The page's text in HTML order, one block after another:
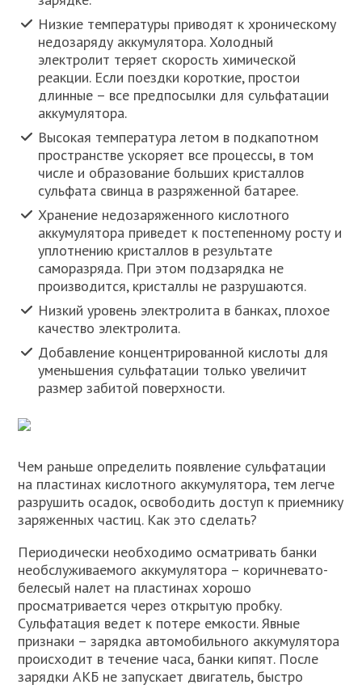
Низкие температуры приводят к хроническому
недозаряду аккумулятора. Холодный
электролит теряет скорость химической
реакции. Если поездки короткие, простои
длинные – все предпосылки для сульфатации
аккумулятора.
Высокая температура летом в подкапотном
пространстве ускоряет все процессы, в том
числе и образование больших кристаллов
сульфата свинца в разряженной батарее.
Хранение недозаряженного кислотного
аккумулятора приведет к постепенному росту и
уплотнению кристаллов в результате
саморазряда. При этом подзарядка не
производится, кристаллы не разрушаются.
Низкий уровень электролита в банках, плохое
качество электролита.
Добавление концентрированной кислоты для
уменьшения сульфатации только увеличит
размер забитой поверхности.
Чем раньше определить появление сульфатации
на пластинах кислотного аккумулятора, тем легче
разрушить осадок, освободить доступ к приемнику
заряженных частиц. Как это сделать?
Периодически необходимо осматривать банки
необслуживаемого аккумулятора – коричневато-
белесый налет на пластинах хорошо
просматривается через открытую пробку.
Сульфатация ведет к потере емкости. Явные
признаки – зарядка автомобильного аккумулятора
происходит в течение часа, банки кипят. После
зарядки АКБ не запускает двигатель, быстро